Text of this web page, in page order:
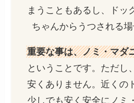
まうこともあるし、ドッ
ちゃんからうつされる場
重要な事は、ノミ・マダ
ということです。ただし
安くありません。近くの
少しでも安く安全にノミ